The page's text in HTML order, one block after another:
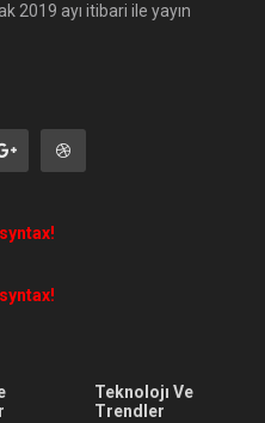
2019 ayı itibari ile yayın
Teknolojı Ve
Trendler